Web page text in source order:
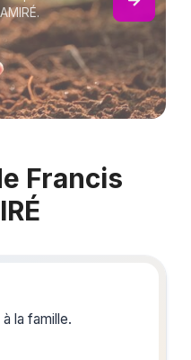
Francis
la famille.